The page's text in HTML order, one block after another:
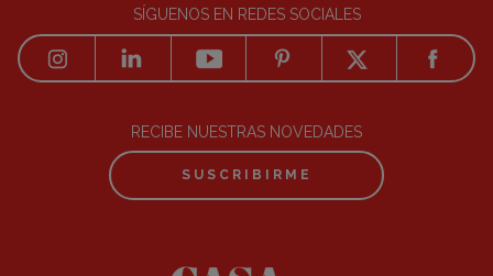
SÍGUENOS EN REDES SOCIALES
RECIBE NUESTRAS NOVEDADES
SUSCRIBIRME